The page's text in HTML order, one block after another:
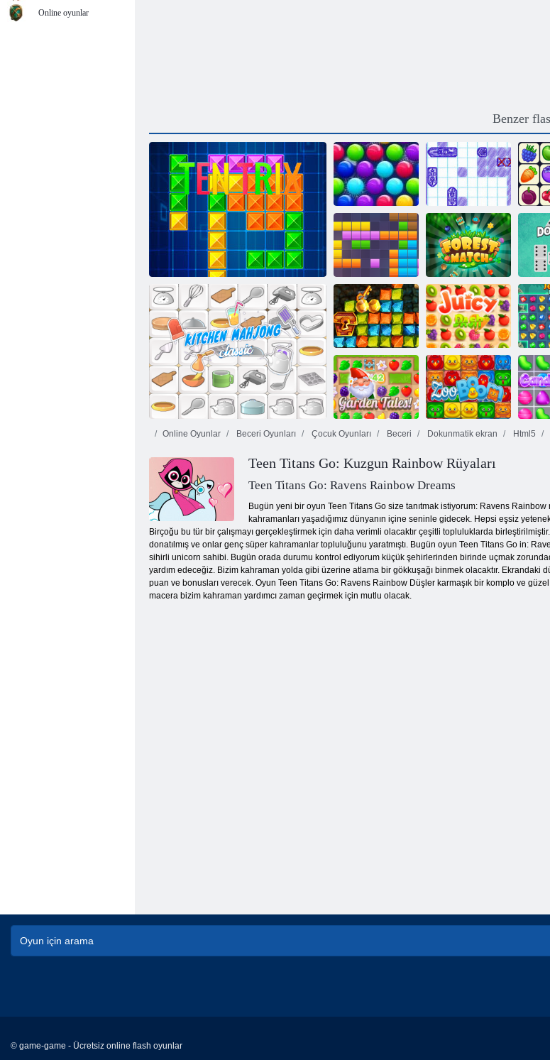
Benzer
Tentrix
Smarty Bubbles
XMas Sürümü
Deniz Savaşı
11x11 blok Orman maçı
Mutfak Mahjong
Altın acele
hazine avı
Sulu çizgi
Bahçe masalları
Hayvanat
Bahçesi Boom
Online Oyunlar Beceri Oyunları Çocuk Oyunları Beceri Dokunmatik ekran Html5
Teen Titans Go: Kuzgun Rainbow Rüyaları
Teen Titans Go: Ravens Rainbow Dreams
Bugün yeni bir oyun Teen Titans Go size tanıtmak istiyorum: Ravens
kahramanları yaşadığımız dünyanın içine seninle gidecek. Hepsi eşsiz
Birçoğu bu tür bir çalışmayı gerçekleştirmek için daha verimli olacaktır çeşitli topluluklarda
donatılmış ve onlar genç süper kahramanlar topluluğunu yaratmıştı. Bugün oyun Teen Titans Go in:
sihirli unicorn sahibi. Bugün orada durumu kontrol ediyorum küçük şehirlerinden birinde uçmak
yardım edeceğiz. Bizim kahraman yolda gibi üzerine atlama bir gökkuşağı binmek olacaktır.
puan ve bonusları verecek. Oyun Teen Titans Go: Ravens Rainbow Düşler karmaşık bir komplo ve
macera bizim kahraman yardımcı zaman geçirmek için mutlu olacak.
Online oyunlar
© game-game - Ücretsiz online flash oyunlar